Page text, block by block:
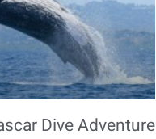
Dive Adventure